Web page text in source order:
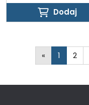
Dodaj
Dodaj
« 1 2